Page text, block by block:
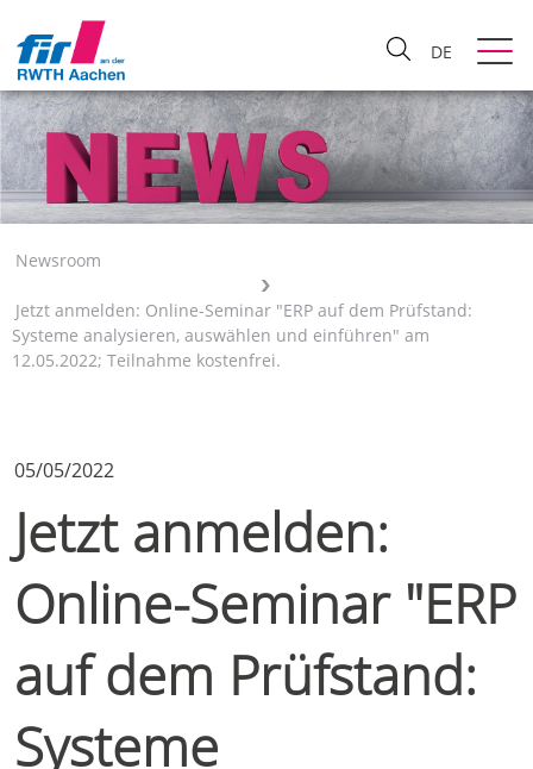
DE
Newsroom
Jetzt anmelden: Online-Seminar "ERP auf dem Prüfstand:
Systeme analysieren, auswählen und einführen" am
12.05.2022; Teilnahme kostenfrei.
05/05/2022
Jetzt anmelden:
Online-Seminar "ERP
auf dem Prüfstand:
Systeme